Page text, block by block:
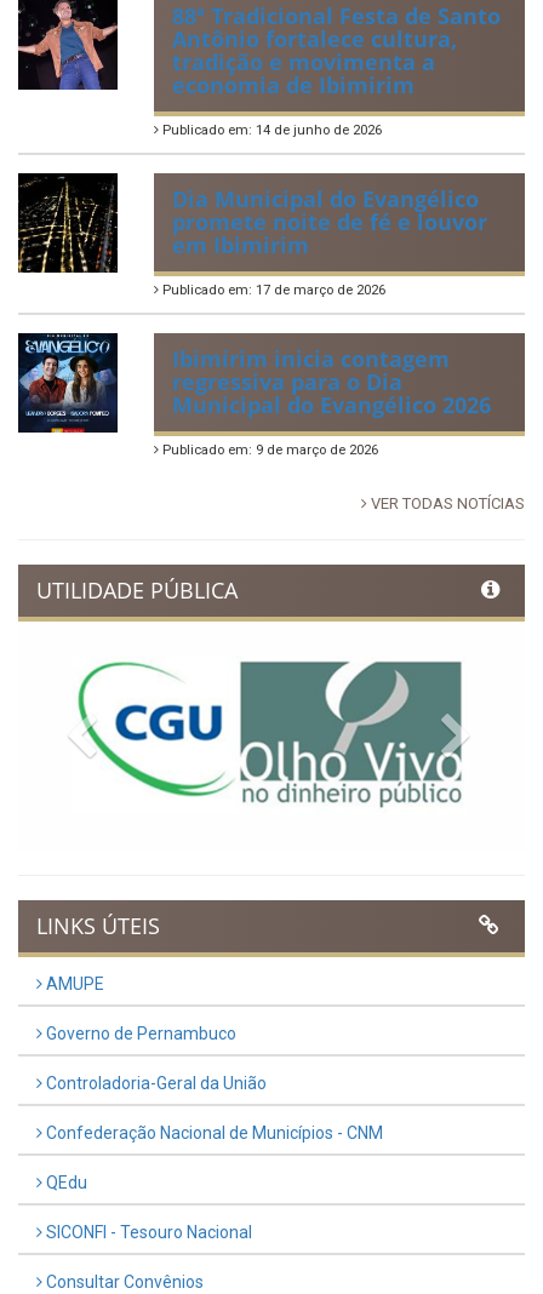
88ª Tradicional Festa de Santo
Antônio fortalece cultura,
tradição e movimenta a
economia de Ibimirim
Publicado em: 14 de junho de 2026
Dia Municipal do Evangélico
promete noite de fé e louvor
em Ibimirim
Publicado em: 17 de março de 2026
Ibimirim inicia contagem
regressiva para o Dia
Municipal do Evangélico 2026
Publicado em: 9 de março de 2026
VER TODAS NOTÍCIAS
UTILIDADE PÚBLICA
Previous
LINKS ÚTEIS
AMUPE
Governo de Pernambuco
Controladoria-Geral da União
Confederação Nacional de Municípios - CNM
QEdu
SICONFI - Tesouro Nacional
Consultar Convênios